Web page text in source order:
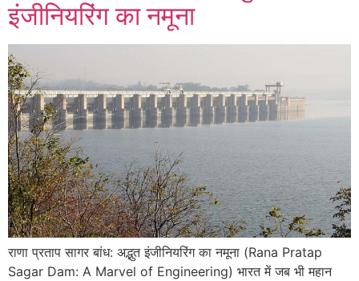
इंजीनियरिंग का नमूना
राणा प्रताप सागर बांध: अद्भुत इंजीनियरिंग का नमूना (Rana Pratap
Sagar Dam: A Marvel of Engineering) भारत में जब भी महान